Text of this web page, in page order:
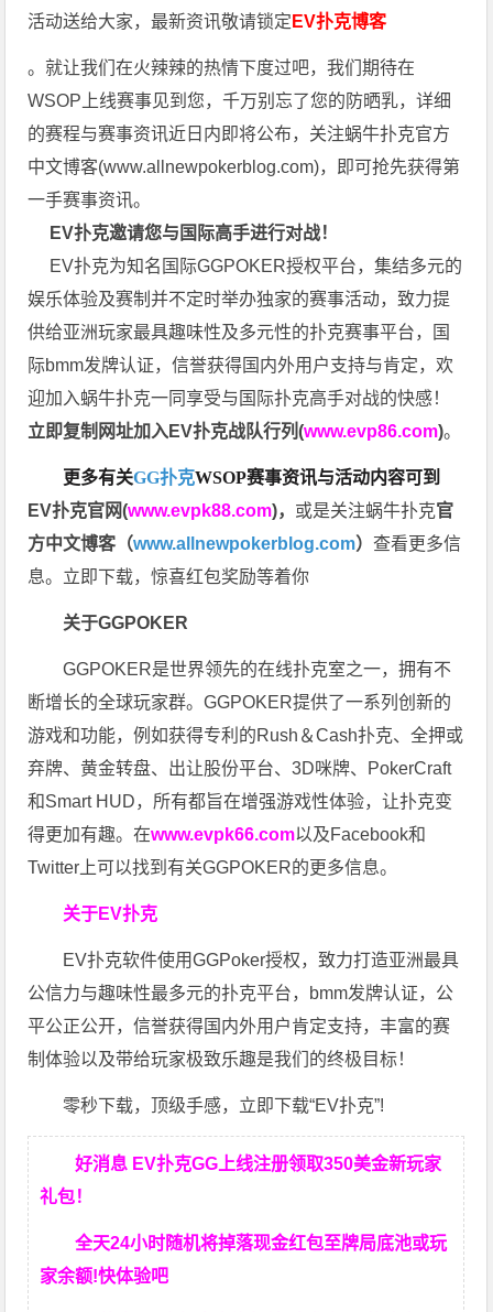
活动送给大家，最新资讯敬请锁定 EV扑克博客
。就让我们在火辣辣的热情下度过吧，我们期待在
WSOP上线赛事见到您，千万别忘了您的防晒乳，详细
的赛程与赛事资讯近日内即将公布，关注蜗牛扑克官方
中文博客(www.allnewpokerblog.com)，即可抢先获得第
一手赛事资讯。
EV扑克邀请您与国际高手进行对战！
EV扑克为知名国际GGPOKER授权平台，集结多元的
娱乐体验及赛制并不定时举办独家的赛事活动，致力提
供给亚洲玩家最具趣味性及多元性的扑克赛事平台，国
际bmm发牌认证，信誉获得国内外用户支持与肯定，欢
迎加入蜗牛扑克一同享受与国际扑克高手对战的快感！
立即复制网址加入EV扑克战队行列(www.evp86.com)。
更多有关GG扑克WSOP赛事资讯与活动内容可到
EV扑克官网(www.evpk88.com)， 或是关注蜗牛扑克官
方中文博客（www.allnewpokerblog.com）查看更多信
息。立即下载，惊喜红包奖励等着你
关于GGPOKER
GGPOKER是世界领先的在线扑克室之一，拥有不
断增长的全球玩家群。GGPOKER提供了一系列创新的
游戏和功能，例如获得专利的Rush＆Cash扑克、全押或
弃牌、黄金转盘、出让股份平台、3D咪牌、PokerCraft
和Smart HUD，所有都旨在增强游戏性体验，让扑克变
得更加有趣。在www.evpk66.com以及Facebook和
Twitter上可以找到有关GGPOKER的更多信息。
关于EV扑克
EV扑克软件使用GGPoker授权，致力打造亚洲最具
公信力与趣味性最多元的扑克平台，bmm发牌认证，公
平公正公开，信誉获得国内外用户肯定支持，丰富的赛
制体验以及带给玩家极致乐趣是我们的终极目标！
零秒下载，顶级手感，立即下载“EV扑克”!
好消息 EV扑克GG上线注册领取350美金新玩家
礼包！
全天24小时随机将掉落现金红包至牌局底池或玩
家余额!快体验吧